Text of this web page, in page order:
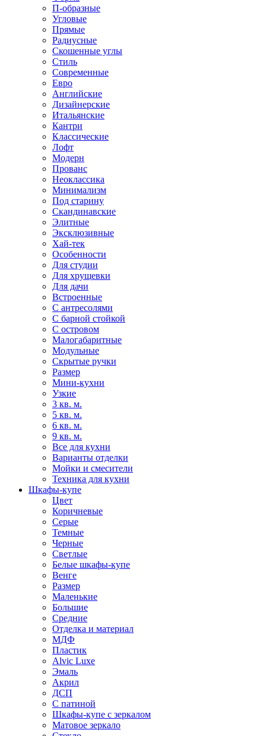
П-образные
Угловые
Прямые
Радиусные
Скошенные углы
Стиль
Современные
Евро
Английские
Дизайнерские
Итальянские
Кантри
Классические
Лофт
Модерн
Прованс
Неоклассика
Минимализм
Под старину
Скандинавские
Элитные
Эксклюзивные
Хай-тек
Особенности
Для студии
Для хрущевки
Для дачи
Встроенные
С антресолями
С барной стойкой
С островом
Малогабаритные
Модульные
Скрытые ручки
Размер
Мини-кухни
Узкие
3 кв. м.
5 кв. м.
6 кв. м.
9 кв. м.
Все для кухни
Варианты отделки
Мойки и смесители
Техника для кухни
Шкафы-купе
Цвет
Коричневые
Серые
Темные
Черные
Светлые
Белые шкафы-купе
Венге
Размер
Маленькие
Большие
Средние
Отделка и материал
МДФ
Пластик
Alvic Luxe
Эмаль
Акрил
ДСП
С патиной
Шкафы-купе с зеркалом
Матовое зеркало